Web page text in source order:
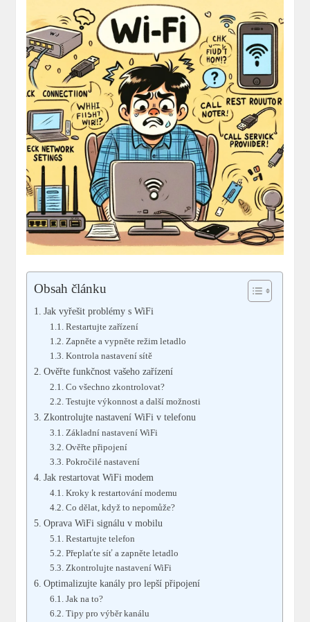
Obsah článku
Jak vyřešit problémy s WiFi
Restartujte zařízení
Zapněte a vypněte režim letadlo
Kontrola nastavení sítě
Ověřte funkčnost vašeho zařízení
Co všechno zkontrolovat?
Testujte výkonnost a další možnosti
Zkontrolujte nastavení WiFi v telefonu
Základní nastavení WiFi
Ověřte připojení
Pokročilé nastavení
Jak restartovat WiFi modem
Kroky k restartování modemu
Co dělat, když to nepomůže?
Oprava WiFi signálu v mobilu
Restartujte telefon
Přeplaťte síť a zapněte letadlo
Zkontrolujte nastavení WiFi
Optimalizujte kanály pro lepší připojení
Jak na to?
Tipy pro výběr kanálu